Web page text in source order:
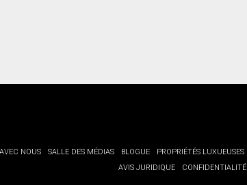
NOUS SALLE DES MÉDIAS BLOGUE PROPRIÉTÉS LUXUEUSES
AVIS JURIDIQUE
CONFIDENTIALITÉ